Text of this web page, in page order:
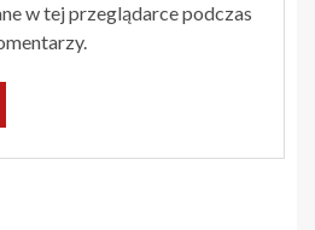
w tej przeglądarce podczas